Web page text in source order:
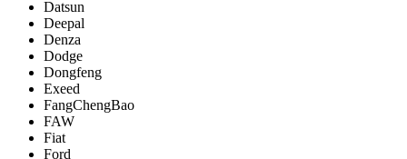
Datsun
Deepal
Denza
Dodge
Dongfeng
Exeed
FangChengBao
FAW
Fiat
Ford